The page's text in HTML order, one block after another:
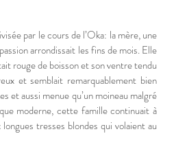
par le cours de l’Oka: la mère, une
arrondissait les fins de mois. Elle
rouge de boisson et son ventre tendu
et semblait remarquablement bien
et aussi menue qu’un moineau malgré
moderne, cette famille continuait à
tresses blondes qui volaient au